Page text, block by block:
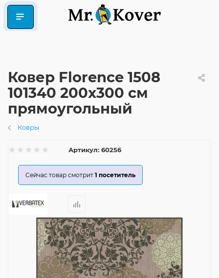
Ковер Florence 1508
101340 200x300 см
прямоугольный
Ковры
Артикул: 60256
Сейчас товар смотрит 1 посетитель